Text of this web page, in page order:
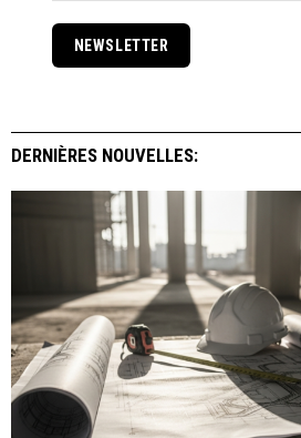
NEWSLETTER
DERNIÈRES NOUVELLES: